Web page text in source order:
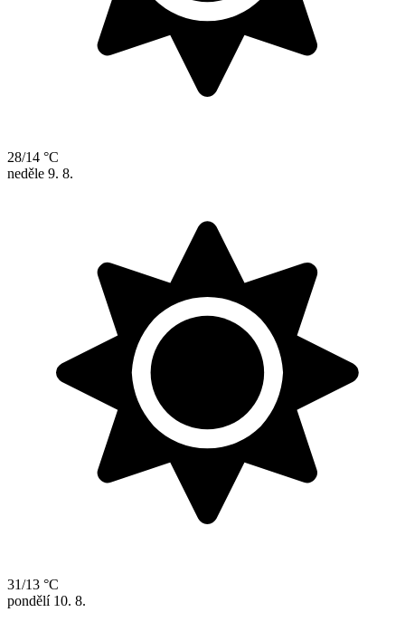
28/14 °C
neděle 9. 8.
31/13 °C
pondělí 10. 8.